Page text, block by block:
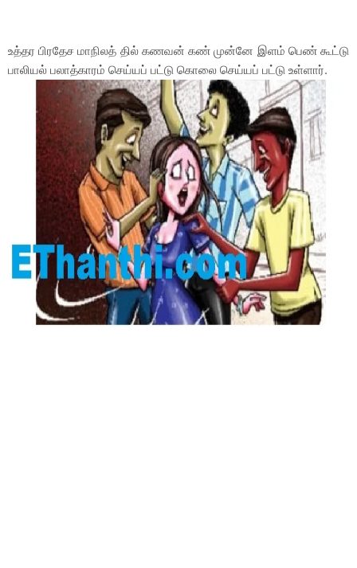
உத்தர பிரதேச மாநிலத் தில் கணவன் கண் முன்னே இளம் பெண் கூட்டு
பாலியல் பலாத்காரம் செய்யப் பட்டு கொலை செய்யப் பட்டு உள்ளார்.